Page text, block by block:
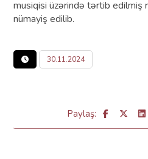
musiqisi üzərində tərtib edilmiş
nümayiş edilib.
30.11.2024